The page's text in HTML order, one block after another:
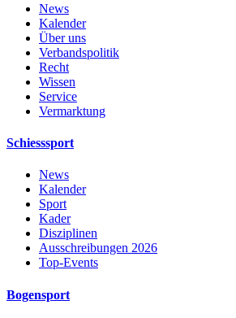
News
Kalender
Über uns
Verbandspolitik
Recht
Wissen
Service
Vermarktung
Schiesssport
News
Kalender
Sport
Kader
Disziplinen
Ausschreibungen 2026
Top-Events
Bogensport